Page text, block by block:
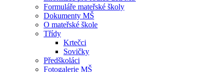
Formuláře mateřské školy
Dokumenty MŠ
O mateřské škole
Třídy
Krtečci
Sovičky
Předškoláci
Fotogalerie MŠ